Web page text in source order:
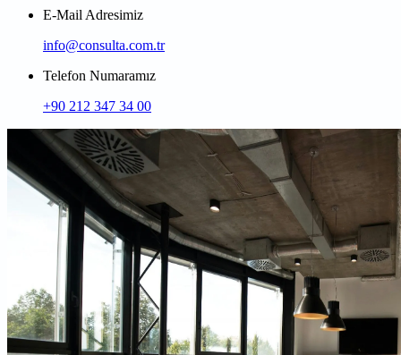
E-Mail Adresimiz
info@consulta.com.tr
Telefon Numaramız
+90 212 347 34 00